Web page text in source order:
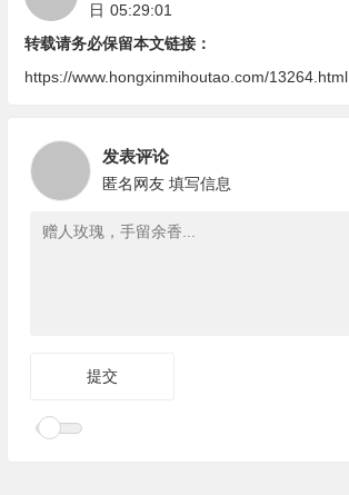
日 05:29:01
转载请务必保留本文链接：
https://www.hongxinmihoutao.com/13264.html
发表评论
匿名网友 填写信息